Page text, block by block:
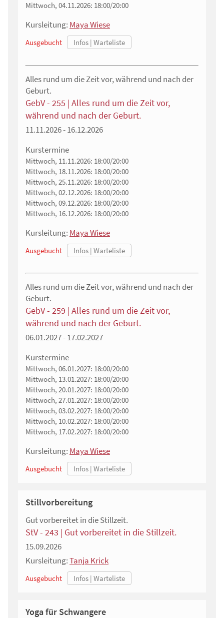
Mittwoch, 04.11.2026: 18:00/20:00
Kursleitung: Maya Wiese
Ausgebucht
Alles rund um die Zeit vor, während und nach der
Geburt.
GebV - 255 | Alles rund um die Zeit vor,
während und nach der Geburt.
11.11.2026 - 16.12.2026
Kurstermine
Mittwoch, 11.11.2026: 18:00/20:00
Mittwoch, 18.11.2026: 18:00/20:00
Mittwoch, 25.11.2026: 18:00/20:00
Mittwoch, 02.12.2026: 18:00/20:00
Mittwoch, 09.12.2026: 18:00/20:00
Mittwoch, 16.12.2026: 18:00/20:00
Kursleitung: Maya Wiese
Ausgebucht
Alles rund um die Zeit vor, während und nach der
Geburt.
GebV - 259 | Alles rund um die Zeit vor,
während und nach der Geburt.
06.01.2027 - 17.02.2027
Kurstermine
Mittwoch, 06.01.2027: 18:00/20:00
Mittwoch, 13.01.2027: 18:00/20:00
Mittwoch, 20.01.2027: 18:00/20:00
Mittwoch, 27.01.2027: 18:00/20:00
Mittwoch, 03.02.2027: 18:00/20:00
Mittwoch, 10.02.2027: 18:00/20:00
Mittwoch, 17.02.2027: 18:00/20:00
Kursleitung: Maya Wiese
Ausgebucht
Stillvorbereitung
Gut vorbereitet in die Stillzeit.
StV - 243 | Gut vorbereitet in die Stillzeit.
15.09.2026
Kursleitung:Tanja Krick
Ausgebucht
Yoga für Schwangere